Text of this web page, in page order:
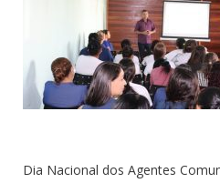
Dia Nacional dos Agentes